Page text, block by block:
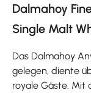
Dalmahoy
Single Malt
Das Dalmahoy
gelegen, diente
royale Gäste. Mit